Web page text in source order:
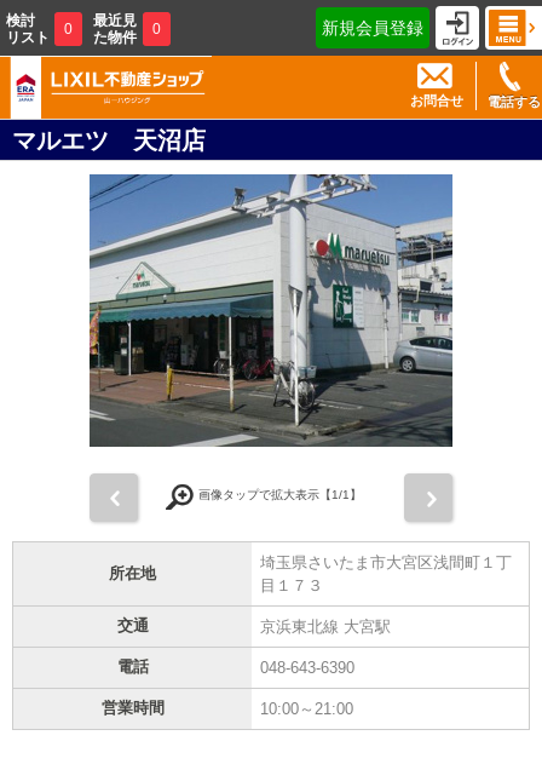
検討
リスト
0
最近見
た物件
0 新規会員登録
電話する
お問合せ
マルエツ 天沼店
画像タップで拡大表示【1/1】
所在地
埼玉県さいたま市大宮区浅間町１丁
目１７３
交通 京浜東北線 大宮駅
電話 048-643-6390
営業時間 10:00～21:00